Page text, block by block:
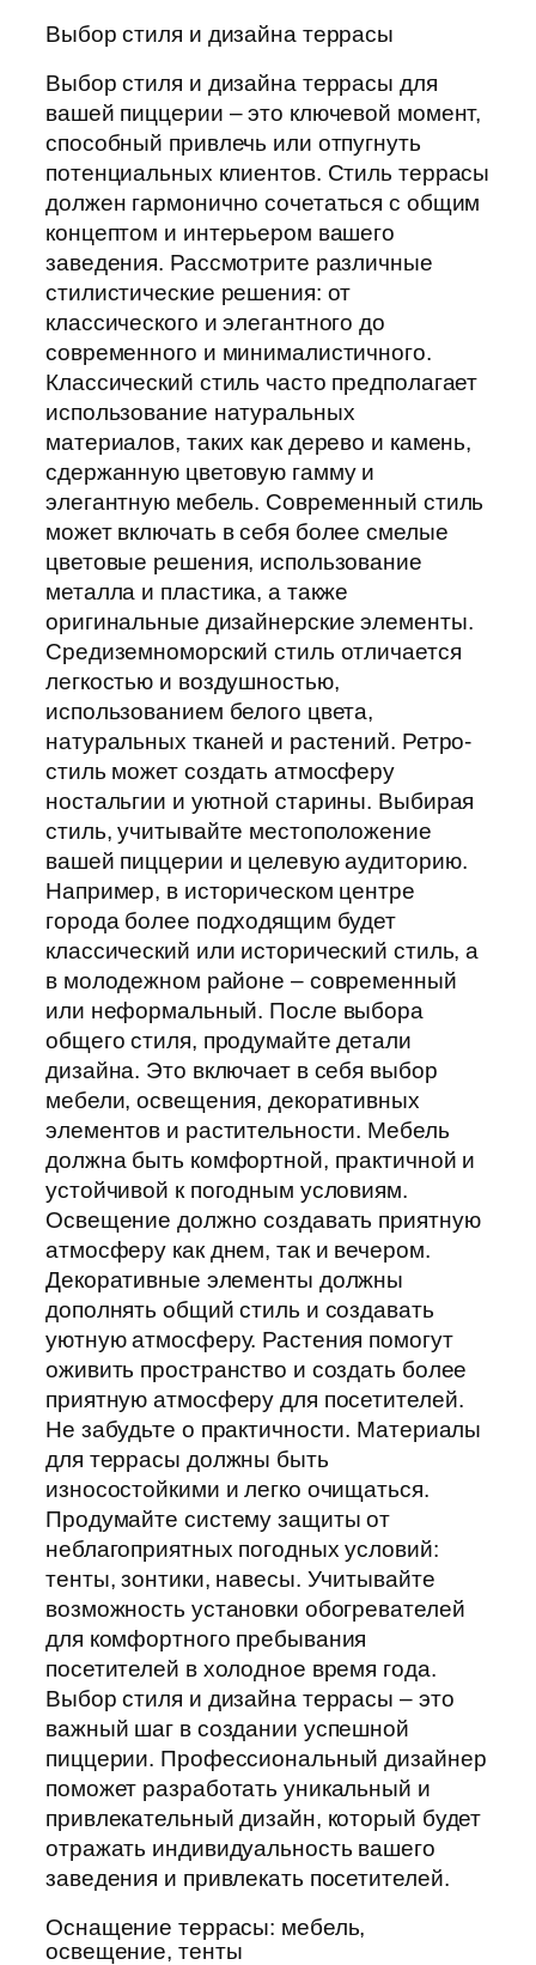
Выбор стиля и дизайна террасы
Выбор стиля и дизайна террасы для
вашей пиццерии – это ключевой момент,
способный привлечь или отпугнуть
потенциальных клиентов. Стиль террасы
должен гармонично сочетаться с общим
концептом и интерьером вашего
заведения. Рассмотрите различные
стилистические решения: от
классического и элегантного до
современного и минималистичного.
Классический стиль часто предполагает
использование натуральных
материалов, таких как дерево и камень,
сдержанную цветовую гамму и
элегантную мебель. Современный стиль
может включать в себя более смелые
цветовые решения, использование
металла и пластика, а также
оригинальные дизайнерские элементы.
Средиземноморский стиль отличается
легкостью и воздушностью,
использованием белого цвета,
натуральных тканей и растений. Ретро-
стиль может создать атмосферу
ностальгии и уютной старины. Выбирая
стиль, учитывайте местоположение
вашей пиццерии и целевую аудиторию.
Например, в историческом центре
города более подходящим будет
классический или исторический стиль, а
в молодежном районе – современный
или неформальный. После выбора
общего стиля, продумайте детали
дизайна. Это включает в себя выбор
мебели, освещения, декоративных
элементов и растительности. Мебель
должна быть комфортной, практичной и
устойчивой к погодным условиям.
Освещение должно создавать приятную
атмосферу как днем, так и вечером.
Декоративные элементы должны
дополнять общий стиль и создавать
уютную атмосферу. Растения помогут
оживить пространство и создать более
приятную атмосферу для посетителей.
Не забудьте о практичности. Материалы
для террасы должны быть
износостойкими и легко очищаться.
Продумайте систему защиты от
неблагоприятных погодных условий:
тенты, зонтики, навесы. Учитывайте
возможность установки обогревателей
для комфортного пребывания
посетителей в холодное время года.
Выбор стиля и дизайна террасы – это
важный шаг в создании успешной
пиццерии. Профессиональный дизайнер
поможет разработать уникальный и
привлекательный дизайн, который будет
отражать индивидуальность вашего
заведения и привлекать посетителей.
Оснащение террасы: мебель,
освещение, тенты